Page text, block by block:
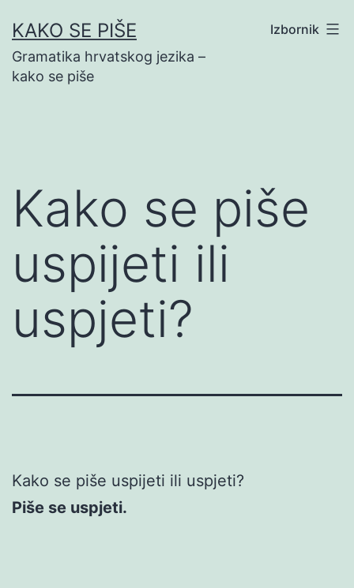
na
sadržaj
KAKO SE PIŠE
Gramatika hrvatskog jezika –
kako se piše
Izbornik
Kako se piše
uspijeti ili
uspjeti?
Kako se piše uspijeti ili uspjeti?
Piše se uspjeti.